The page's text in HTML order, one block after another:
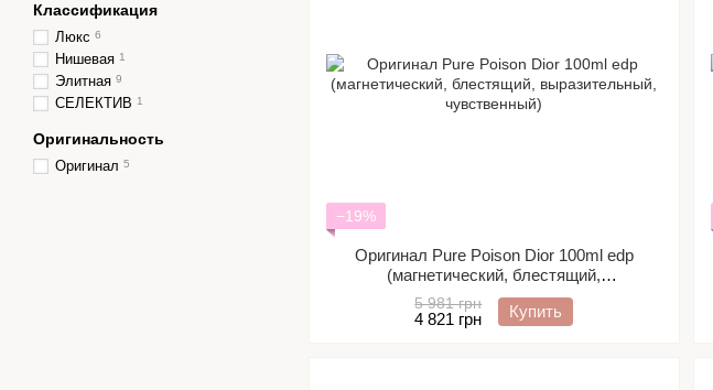
−19%
Оригинал Pure Poison Dior 100ml edp
(магнетический, блестящий,
выразительный, чувственный)
5 981 грн
4 821 грн Купить
Классификация
Люкс 6
Нишевая 1
Элитная 9
СЕЛЕКТИВ 1
Оригинальность
Оригинал 5